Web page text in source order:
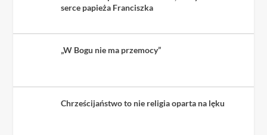
serce papieża Franciszka
„W Bogu nie ma przemocy”
Chrześcijaństwo to nie religia oparta na lęku